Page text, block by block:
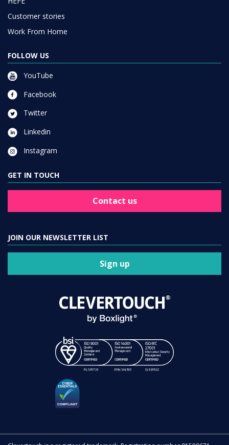
Customer stories
Work From Home
FOLLOW US
YouTube
Facebook
Twitter
Linkedin
Instagram
GET IN TOUCH
Contact us
JOIN OUR NEWSLETTER LIST
Sign up